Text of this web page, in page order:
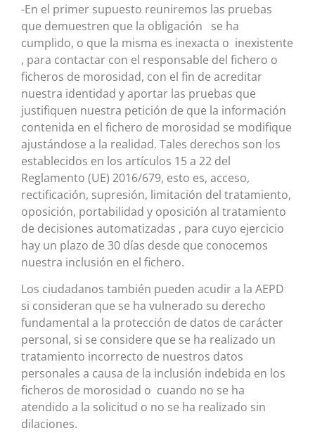
-En el primer supuesto reuniremos las pruebas
que demuestren que la obligación se ha
cumplido, o que la misma es inexacta o inexistente
, para contactar con el responsable del fichero o
ficheros de morosidad, con el fin de acreditar
nuestra identidad y aportar las pruebas que
justifiquen nuestra petición de que la información
contenida en el fichero de morosidad se modifique
ajustándose a la realidad. Tales derechos son los
establecidos en los artículos 15 a 22 del
Reglamento (UE) 2016/679, esto es, acceso,
rectificación, supresión, limitación del tratamiento,
oposición, portabilidad y oposición al tratamiento
de decisiones automatizadas , para cuyo ejercicio
hay un plazo de 30 días desde que conocemos
nuestra inclusión en el fichero.
Los ciudadanos también pueden acudir a la AEPD
si consideran que se ha vulnerado su derecho
fundamental a la protección de datos de carácter
personal, si se considere que se ha realizado un
tratamiento incorrecto de nuestros datos
personales a causa de la inclusión indebida en los
ficheros de morosidad o cuando no se ha
atendido a la solicitud o no se ha realizado sin
dilaciones.